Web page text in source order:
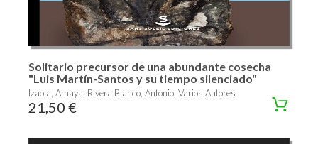
Solitario precursor de una abundante cosecha
"Luis Martín-Santos y su tiempo silenciado"
Izaola, Amaya, Rivera Blanco, Antonio, Varios Autores
21,50 €